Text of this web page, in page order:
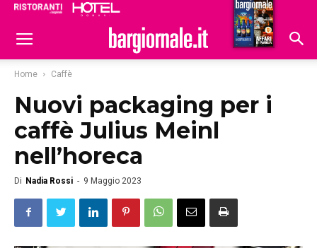
Hoteldomani
Home Caffè
Nuovi packaging per i
caffè Julius Meinl
nell’horeca
Di Nadia Rossi - 9 Maggio 2023